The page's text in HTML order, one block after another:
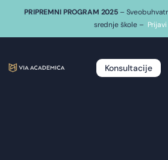
PRIPREMNI PROGRAM 2025 –
srednje škole –
Konsultacije